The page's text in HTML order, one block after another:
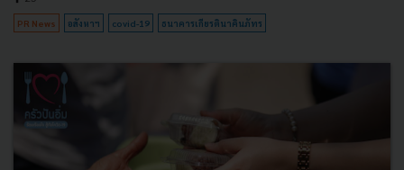
PR News อสังหาฯ covid-19 ธนาคารเกียรตินาคินภัทร